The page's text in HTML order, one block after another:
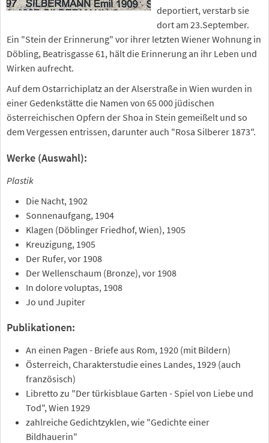
deportiert, verstarb sie
dort am 23.September.
Ein "Stein der Erinnerung" vor ihrer letzten Wiener Wohnung in
Döbling, Beatrisgasse 61, hält die Erinnerung an ihr Leben und
Wirken aufrecht.
Auf dem Ostarrichiplatz an der Alserstraße in Wien wurden in
einer Gedenkstätte die Namen von 65 000 jüdischen
österreichischen Opfern der Shoa in Stein gemeißelt und so
dem Vergessen entrissen, darunter auch "Rosa Silberer 1873".
Werke (Auswahl):
Plastik
Die Nacht, 1902
Sonnenaufgang, 1904
Klagen (Döblinger Friedhof, Wien), 1905
Kreuzigung, 1905
Der Rufer, vor 1908
Der Wellenschaum (Bronze), vor 1908
In dolore voluptas, 1908
Jo und Jupiter
Publikationen:
An einen Pagen - Briefe aus Rom, 1920 (mit Bildern)
Österreich, Charakterstudie eines Landes, 1929 (auch
französisch)
Libretto zu "Der türkisblaue Garten - Spiel von Liebe und
Tod", Wien 1929
zahlreiche Gedichtzyklen, wie "Gedichte einer
Bildhauerin"